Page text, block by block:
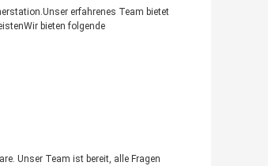
erfahrenes Team bietet
bieten folgende
Unser Team ist bereit, alle Fragen